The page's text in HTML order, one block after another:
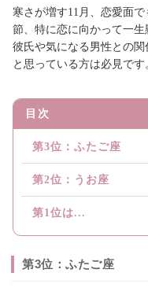
寒さが増す11月、恋愛面
節、特に恋に向かって一生
彼氏や気になる男性との
と思っている方は必見です
目次
第3位：ふたご座
第2位：うお座
第1位は...
第3位：ふたご座